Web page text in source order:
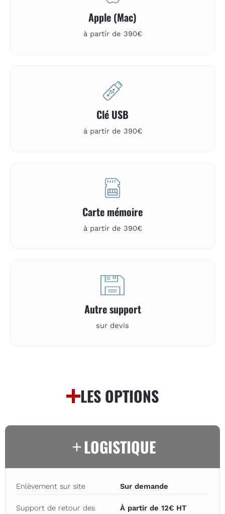
Apple (Mac)
à partir de 390€
Clé USB
à partir de 390€
Carte mémoire
à partir de 390€
Autre support
sur devis
LES OPTIONS
LOGISTIQUE
Enlèvement sur site Sur demande
Support de retour des
À partir de 12€ HT